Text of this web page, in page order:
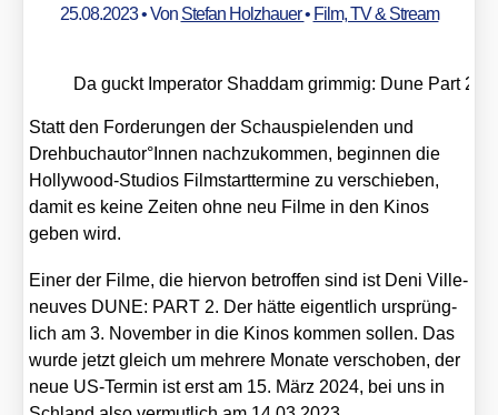
25.08.2023• Von Stefan Holzhauer• Film, TV & Stream
Da guckt Impe­ra­tor Shad­dam grim­mig: Dune Part 2
Statt den For­de­run­gen der Schau­spie­len­den und
Drehbuchautor°Innen nach­zu­kom­men, begin­nen die
Hol­ly­wood-Stu­di­os Film­start­ter­mi­ne zu ver­schie­ben,
damit es kei­ne Zei­ten ohne neu Fil­me in den Kinos
geben wird.
Einer der Fil­me, die hier­von betrof­fen sind ist Deni Ville­
neu­ves DUNE: PART 2. Der hät­te eigent­lich ursprüng­
lich am 3. Novem­ber in die Kinos kom­men sol­len. Das
wur­de jetzt gleich um meh­re­re Mona­te ver­scho­ben, der
neue US-Ter­min ist erst am 15. März 2024, bei uns in